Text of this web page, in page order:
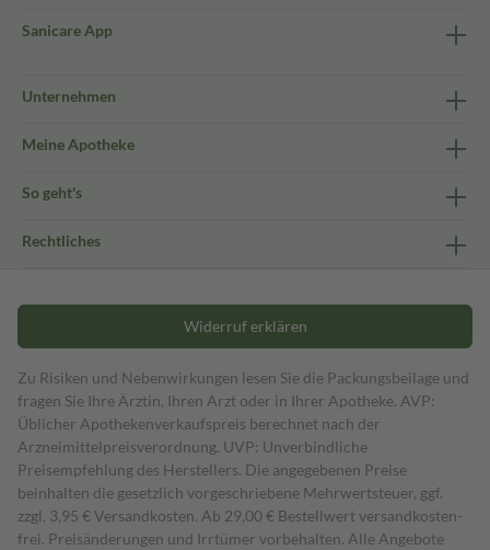
Sanicare App
Unternehmen
Meine Apotheke
So geht's
Rechtliches
Widerruf erklären
Zu Risiken und Nebenwirkungen lesen Sie die Packungsbeilage und
fragen Sie Ihre Ärztin, Ihren Arzt oder in Ihrer Apotheke. AVP:
Üblicher Apothekenverkaufspreis berechnet nach der
Arzneimittelpreisverordnung. UVP: Unverbindliche
Preisempfehlung des Herstellers. Die angegebenen Preise
beinhalten die gesetzlich vorgeschriebene Mehrwertsteuer, ggf.
zzgl. 3,95 € Versandkosten. Ab 29,00 € Bestell­wert versand­kosten­
frei. Preisänderungen und Irrtümer vorbehalten. Alle Angebote